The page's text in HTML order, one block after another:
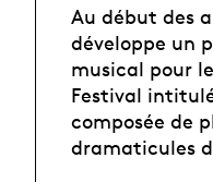
Au début des
développe un
musical pour
Festival
composée de
dramaticules